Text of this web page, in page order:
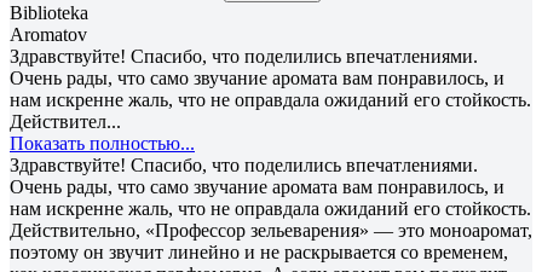
Biblioteka
Aromatov
Здравствуйте! Спасибо, что поделились впечатлениями.
Очень рады, что само звучание аромата вам понравилось, и
нам искренне жаль, что не оправдала ожиданий его стойкость.
Действител...
Показать полностью...
Здравствуйте! Спасибо, что поделились впечатлениями.
Очень рады, что само звучание аромата вам понравилось, и
нам искренне жаль, что не оправдала ожиданий его стойкость.
Действительно, «Профессор зельеварения» — это моноаромат,
поэтому он звучит линейно и не раскрывается со временем,